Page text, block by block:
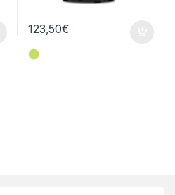
123,50€
⬤